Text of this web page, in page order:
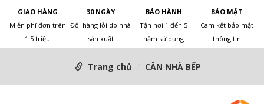
GIAO HÀNG
Miễn phí đơn trên
1.5 triệu
30 NGÀY
Đổi hàng lỗi do nhà
sản xuất
BẢO HÀNH
Tận nơi 1 đến 5
năm sử dụng
BẢO MẬT
Cam kết bảo mật
thông tin
Trang chủ CÂN NHÀ BẾP